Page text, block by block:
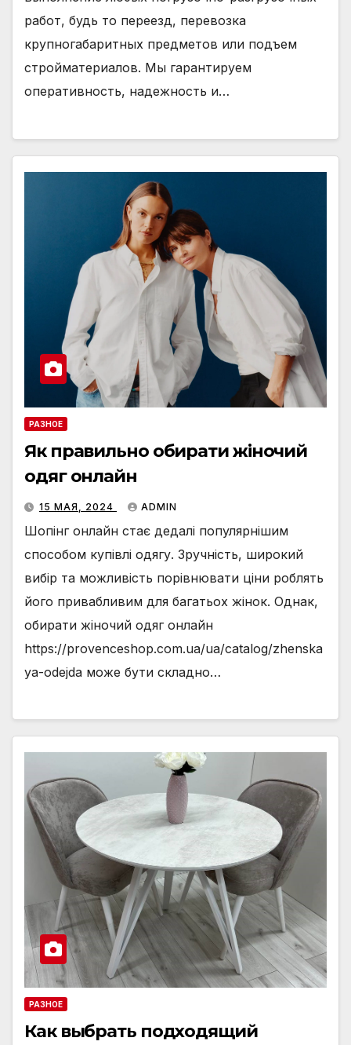
работ, будь то переезд, перевозка
крупногабаритных предметов или подъем
стройматериалов. Мы гарантируем
оперативность, надежность и…
РАЗНОЕ
Як правильно обирати жіночий
одяг онлайн
15 МАЯ, 2024 ADMIN
Шопінг онлайн стає дедалі популярнішим
способом купівлі одягу. Зручність, широкий
вибір та можливість порівнювати ціни роблять
його привабливим для багатьох жінок. Однак,
обирати жіночий одяг онлайн
https://provenceshop.com.ua/ua/catalog/zhenska
ya-odejda може бути складно…
РАЗНОЕ
Как выбрать подходящий